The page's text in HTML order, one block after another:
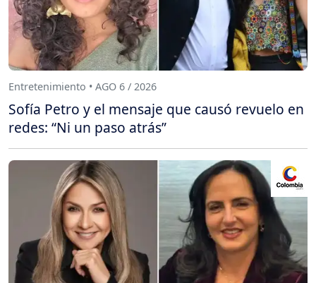
Entretenimiento • AGO 6 / 2026
Sofía Petro y el mensaje que causó revuelo en
redes: “Ni un paso atrás”